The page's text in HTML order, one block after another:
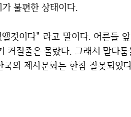
불편한 상태이다.
커질줄은 몰랐다. 그래서 말다툼
의 제사문화는 한참 잘못되었